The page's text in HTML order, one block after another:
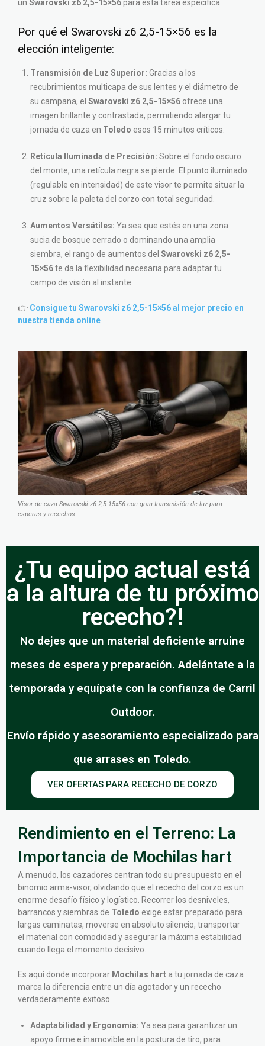
un Swarovski z6 2,5-15×56para esta tarea específica.
Por qué el Swarovski z6 2,5-15×56 es la
elección inteligente:
Transmisión de Luz Superior: Gracias a los
recubrimientos multicapa de sus lentes y el diámetro de
su campana, el Swarovski z6 2,5-15×56 ofrece una
imagen brillante y contrastada, permitiendo alargar tu
jornada de caza en Toledo esos 15 minutos críticos.
Retícula Iluminada de Precisión: Sobre el fondo oscuro
del monte, una retícula negra se pierde. El punto iluminado
(regulable en intensidad) de este visor te permite situar la
cruz sobre la paleta del corzo con total seguridad.
Aumentos Versátiles: Ya sea que estés en una zona
sucia de bosque cerrado o dominando una amplia
siembra, el rango de aumentos del Swarovski z6 2,5-
15×56te da la flexibilidad necesaria para adaptar tu
campo de visión al instante.
👉 Consigue tu Swarovski z6 2,5-15×56 al mejor precio en
nuestra tienda online
Visor de caza Swarovski z6 2,5-15x56 con gran transmisión de luz para
esperas y recechos
¿Tu equipo actual está
a la altura de tu próximo
rececho?!
No dejes que un material deficiente arruine
meses de espera y preparación. Adelántate a la
temporada y equípate con la confianza de Carril
Outdoor.
Envío rápido y asesoramiento especializado para
que arrases en Toledo.
VER OFERTAS PARA RECECHO DE CORZO
Rendimiento en el Terreno: La
Importancia de Mochilas hart
A menudo, los cazadores centran todo su presupuesto en el
binomio arma-visor, olvidando que el rececho del corzo es un
enorme desafío físico y logístico. Recorrer los desniveles,
barrancos y siembras de Toledo exige estar preparado para
largas caminatas, moverse en absoluto silencio, transportar
el material con comodidad y asegurar la máxima estabilidad
cuando llega el momento decisivo.
Es aquí donde incorporar Mochilas hart a tu jornada de caza
marca la diferencia entre un día agotador y un rececho
verdaderamente exitoso.
Adaptabilidad y Ergonomía: Ya sea para garantizar un
apoyo firme e inamovible en la postura de tiro, para